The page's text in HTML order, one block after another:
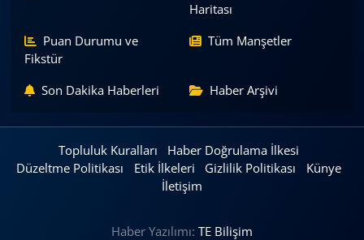
Haritası
Puan Durumu ve
Fikstür
Tüm Manşetler
Son Dakika Haberleri Haber Arşivi
Topluluk Kuralları
Haber Doğrulama İlkesi
Düzeltme Politikası
Etik İlkeleri Gizlilik Politikası
Künye
İletişim
Haber Yazılımı: TE Bilişim